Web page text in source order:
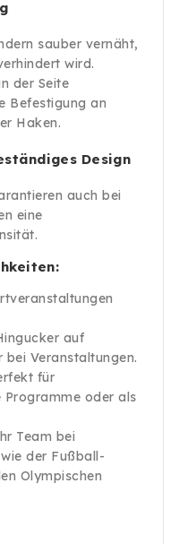
sauber vernäht,
wird.
der Seite
Befestigung an
Haken.
Design
auch bei
eine
auf
bei Veranstaltungen.
für
Programme oder als
Team bei
der Fußball-
Olympischen